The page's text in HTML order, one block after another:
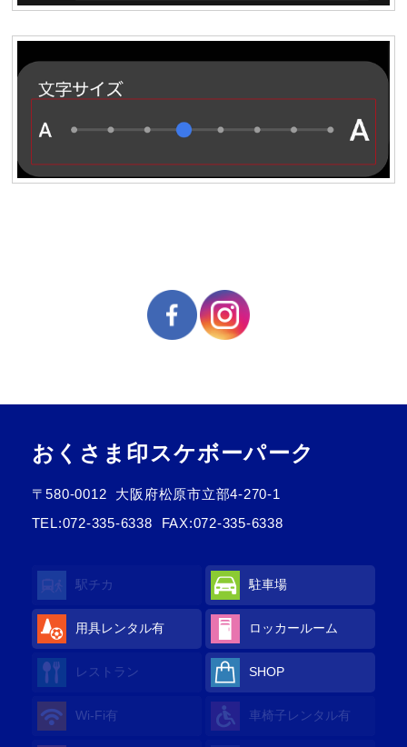
おくさま印スケボーパーク
〒580-0012
大阪府松原市立部4-270-1
TEL:072-335-6338 FAX:072-335-6338
駅チカ 駐車場
用具レンタル有 ロッカールーム
レストラン SHOP
Wi-Fi有 車椅子レンタル有